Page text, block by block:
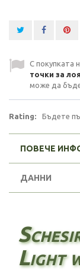
С покупката
точки за
може да
Rating: Бъдете
ПОВЕЧЕ
ДАННИ
Light